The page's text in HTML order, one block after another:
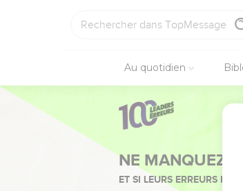
Au quotidien
NE MANQUEZ
ET SI LEURS ERREURS